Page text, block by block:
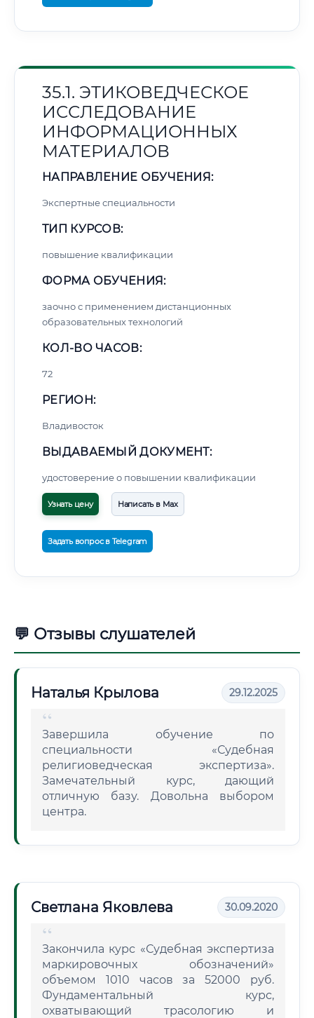
35.1. ЭТИКОВЕДЧЕСКОЕ
ИССЛЕДОВАНИЕ
ИНФОРМАЦИОННЫХ
МАТЕРИАЛОВ
НАПРАВЛЕНИЕ ОБУЧЕНИЯ:
Экспертные специальности
ТИП КУРСОВ:
повышение квалификации
ФОРМА ОБУЧЕНИЯ:
заочно с применением дистанционных
образовательных технологий
КОЛ-ВО ЧАСОВ:
72
РЕГИОН:
Владивосток
ВЫДАВАЕМЫЙ ДОКУМЕНТ:
удостоверение о повышении квалификации
Узнать цену Написать в Max
Задать вопрос в Telegram
💬 Отзывы слушателей
Наталья Крылова 29.12.2025
Завершила обучение по
специальности «Судебная
религиоведческая экспертиза».
Замечательный курс, дающий
отличную базу. Довольна выбором
центра.
Светлана Яковлева 30.09.2020
Закончила курс «Судебная экспертиза
маркировочных обозначений»
объемом 1010 часов за 52000 руб.
Фундаментальный курс,
охватывающий трасологию и